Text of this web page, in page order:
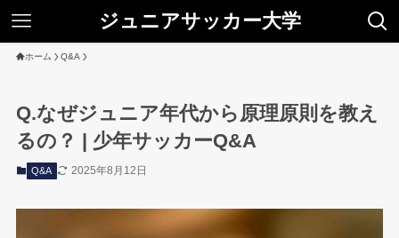
ジュニアサッカー大学
ホーム Q&A
Q.なぜジュニア年代から原理原則を教え
るの？ | 少年サッカーQ&A
Q&A 2025年8月12日